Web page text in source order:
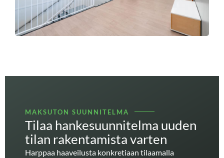
MAKSUTON SUUNNITELMA
Tilaa hankesuunnitelma uuden
tilan rakentamista varten
Harppaa haaveilusta konkretiaan tilaamalla